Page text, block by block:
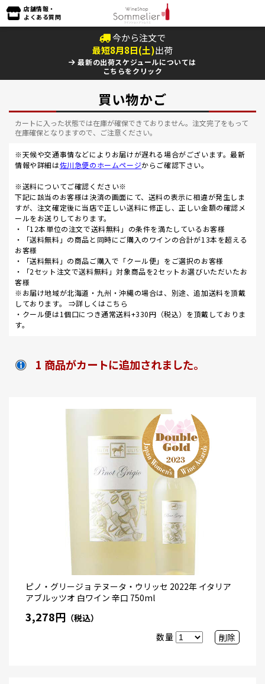
店舗情報・
よくある質問
今から注文で
最短8月8日(土)出荷
最新の出荷スケジュールについては
こちらをクリック
買い物かご
カートに入った状態では在庫が確保できておりません。注文完了をもって
在庫確保となりますので、ご注意ください。
※天候や交通事情などによりお届けが遅れる場合がございます。最新
情報や詳細は佐川急便のホームページからご確認下さい。
※送料についてご確認ください※
下記に該当のお客様は決済の画面にて、送料の表示に相違が発生しま
すが、注文確定後に当店で正しい送料に修正し、正しい金額の確認メ
ールをお送りしております。
・「12本単位の注文で送料無料」の条件を満たしているお客様
・「送料無料」の商品と同時にご購入のワインの合計が13本を超える
お客様
・「送料無料」の商品ご購入で「クール便」をご選択のお客様
・「2セット注文で送料無料」対象商品を2セットお選びいただいたお
客様
※お届け地域が北海道・九州・沖縄の場合は、別途、追加送料を頂戴
しております。 ⇒詳しくはこちら
・クール便は1個口につき通常送料+330円（税込）を頂戴しておりま
す。
1 商品がカートに追加されました。
ピノ・グリージョ テヌータ・ウリッセ 2022年 イタリア
アブルッツオ 白ワイン 辛口 750ml
3,278円 （税込）
数量
削除